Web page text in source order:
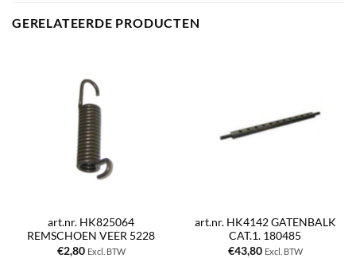
GERELATEERDE PRODUCTEN
art.nr. HK825064
REMSCHOEN VEER 5228
€2,80 Excl. BTW
art.nr. HK4142 GATENBALK
CAT.1. 180485
€43,80 Excl. BTW